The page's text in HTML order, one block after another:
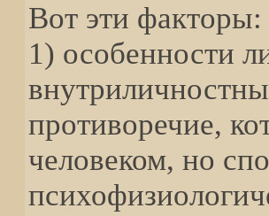
Вот эти факторы:
1) особенности
противоречие,
человеком, но